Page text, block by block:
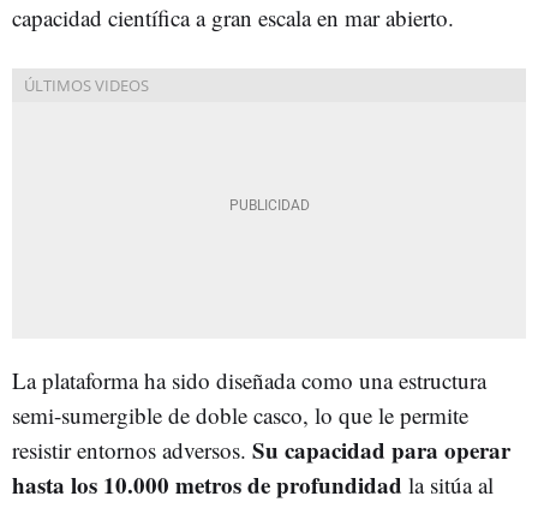
capacidad científica a gran escala en mar abierto.
La plataforma ha sido diseñada como una estructura
semi-sumergible de doble casco, lo que le permite
resistir entornos adversos. Su capacidad para operar
hasta los 10.000 metros de profundidad la sitúa al